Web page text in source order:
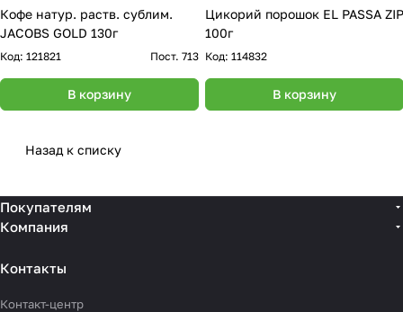
Кофе натур. раств. сублим.
JACOBS GOLD 130г
Код: 121821 Пост. 713
В корзину
Цикорий порошок EL PASSA ZIP
100г
Код: 114832
В корзину
Назад к списку
Покупателям
Компания
Контакты
Контакт-центр